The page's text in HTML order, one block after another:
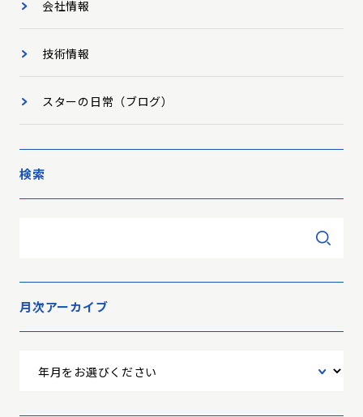
会社情報
技術情報
スターの日常（ブログ）
検索
月次アーカイブ